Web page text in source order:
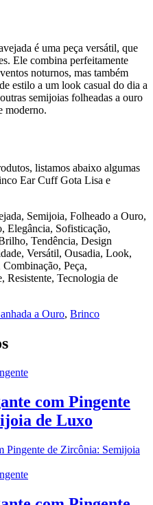
é uma peça versátil, que
Ele combina perfeitamente
noturnos, mas também
estilo a um look casual do dia a
semijoias folheadas a ouro
moderno.
listamos abaixo algumas
Ear Cuff Gota Lisa e
Semijoia, Folheado a Ouro,
Elegância, Sofisticação,
Tendência, Design
Versátil, Ousadia, Look,
Peça,
Resistente, Tecnologia de
a Ouro, Brinco
com Pingente
de Luxo